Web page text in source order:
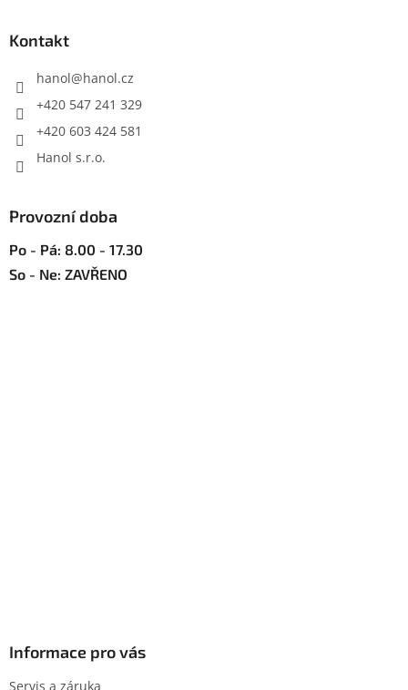
Kontakt
hanol@hanol.cz
+420 547 241 329
+420 603 424 581
Hanol s.r.o.
Provozní doba
Po - Pá: 8.00 - 17.30
So - Ne: ZAVŘENO
Informace pro vás
Servis a záruka